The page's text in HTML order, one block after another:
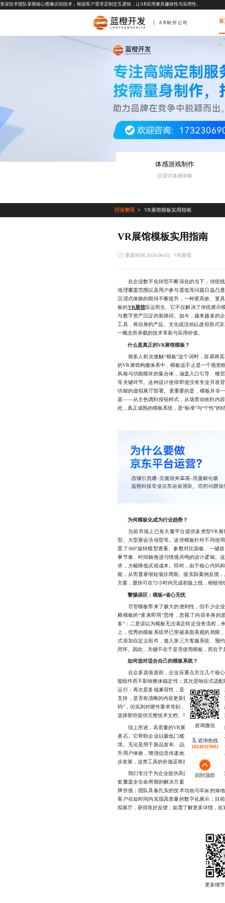
资深技术团队掌握核心图像识别技术，根据客户需求定制交互逻辑，让AR应用兼具趣味性与实用性。
AR制作公司 首
体感游戏制作
沉浸式体感体验
行业资讯 VR展馆模板实用指南
VR展馆模板实用指南
更新时间 2026-06-02 VR展馆
在企业数字化转型不断深化的当下，传统线
地理覆盖范围以及用户参与度低等问题日益凸
沉浸式体验的期待不断提升，一种更高效、
板的VR展馆应运而生。它不仅解决了传统展示
与数字资产沉淀的新路径。如今，越来越多的
工具，将自身的产品、文化或活动以虚拟形式
一概念所承载的技术革新与应用价值。
什么是真正的VR展馆模板？
很多人初次接触“模板”这个词时，容易将其
的VR展馆构建体系中，模板远不止是一个视觉
风格与功能模块的集合体，涵盖入口引导、楼
等关键环节。这种设计使得即使没有专业开发
功能的虚拟展厅部署。更重要的是，模板并非
器——从主色调到按钮样式，从场景动效到内
此，真正成熟的模板系统，是“标准”与“个性”
为何模板化成为行业趋势？
当前市场上已有大量平台提供多类型VR展
型、大型展会活动型等。这些模板针对不同使
置了360°旋转模型查看、参数对比面板、一键
事节奏、时间轴推进与情感共鸣的设计逻辑。
求，大幅降低试错成本。同时，由于核心代码
能，从而显著缩短项目周期。据实际案例反馈
方案，最快可在72小时内完成初版上线，相较
警惕误区：模板≠省心无忧
尽管模板带来了极大的便利性，但不少企业
赖模板的“拿来即用”思维，忽视了内容本身的
多”；二是误以为模板无法满足特定业务流程，
上，优秀的模板系统早已突破表面美观的局限
式添加自定义组件，接入第三方客服系统、预
闭环。因此，关键不在于是否使用模板，而在
如何选对适合自己的模板系统？
在众多选项面前，企业应重点关注几个核心
能组件而不影响整体稳定性；其次是响应式适
运行；再次是多端兼容性，是否支持微信、浏
支持，是否有清晰的内容更新指引和持续的功
码”，但实则对硬件要求苛刻，或仅限于特定终
选择那些提供完整技术文档、可视化编辑器和
综上所述，高质量的VR展馆模板不仅是快
基石。它帮助企业以极低门槛进入虚拟展示领
境。无论是用于新品发布、品牌宣传，还是远
升用户体验，增强信息传递效率，并逐步积累
步发展，这类工具的价值还将持续放大。
我们专注于为企业提供高效、稳定且高度可
套覆盖全生命周期的解决方案，从初始策划到
牌价值；团队具备扎实的技术功底与丰富的落
客户在短时间内实现高质量的数字化展示；目
拟展厅，获得良好反馈；如需了解更多详情，欢
咨询热线
18140119082
回到顶部